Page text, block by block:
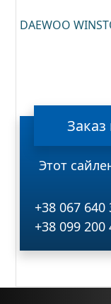
DAEWOO
Заказ
Этот
+38 067 640
+38 099 200